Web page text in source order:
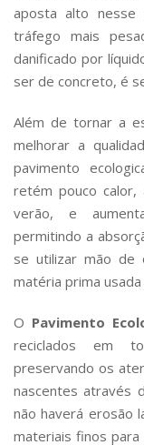
aposta alto
tráfego mais
danificado por
ser de concreto, é
Além de tornar a
melhorar a
pavimento
retém pouco calor,
verão, e
permitindo a
se utilizar mão de
matéria prima
O Pavimento
reciclados em
preservando os
nascentes através
não haverá erosão
materiais finos